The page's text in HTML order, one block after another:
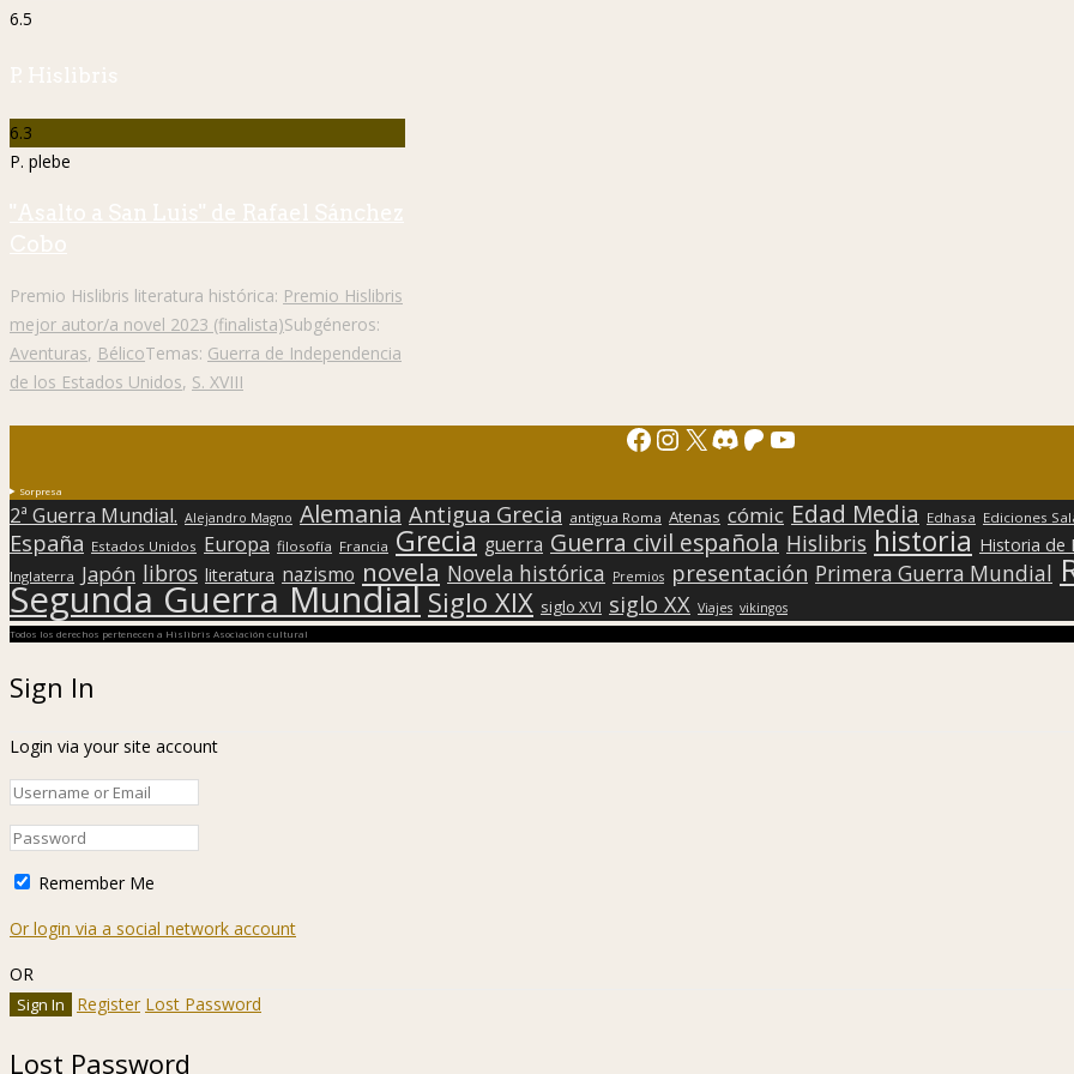
6.5
P. Hislibris
6.3
P. plebe
"Asalto a San Luis" de Rafael Sánchez
Cobo
Premio Hislibris literatura histórica: Premio Hislibris
mejor autor/a novel 2023 (finalista)Subgéneros:
Aventuras, BélicoTemas: Guerra de Independencia
de los Estados Unidos, S. XVIII
Facebook
Instagram
X Discord
Patreon
YouTube
Sorpresa
2ª Guerra Mundial. Alejandro Magno Alemania Antigua Grecia antigua Roma Atenas cómic Edad Media Edhasa Ediciones
España Estados Unidos Europa filosofía Francia Grecia guerra Guerra civil española Hislibris historia Historia de
Inglaterra Japón libros literatura nazismo novela Novela histórica Premios presentación Primera Guerra Mundial
Segunda Guerra Mundial Siglo XIX siglo XVI siglo XX Viajes vikingos
Todos los derechos pertenecen a Hislibris Asociación cultural
Sign In
Login via your site account
Remember Me
Or login via a social network account
OR
Register Lost Password
Lost Password